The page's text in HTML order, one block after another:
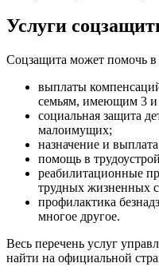
Услуги
Соцзащита может помочь в
выплаты
семьям, имеющим 3 и
социальная защита
малоимущих;
назначение и
помощь в
реабилитационные
трудных жизненных
профилактика
многое другое.
Весь перечень услуг
найти на официальной